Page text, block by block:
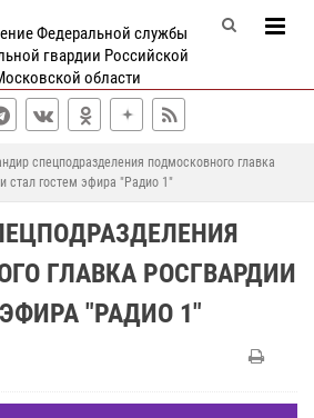
Федеральной службы
гвардии Российской
области
спецподразделения подмосковного главка
стал гостем эфира "Радио 1"
ГЛАВКА РОСГВАРДИИ
"РАДИО 1"